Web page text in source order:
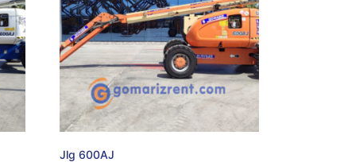
Jlg 600AJ